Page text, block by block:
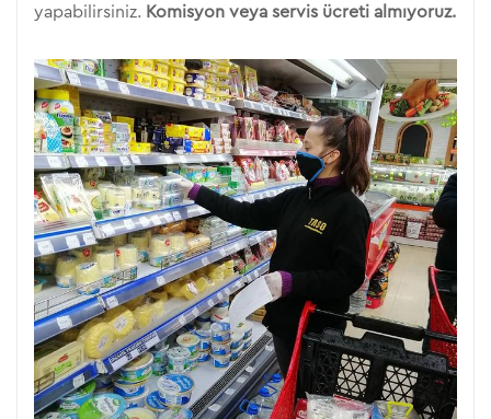
yapabilirsiniz. Komisyon veya servis ücreti almıyoruz.